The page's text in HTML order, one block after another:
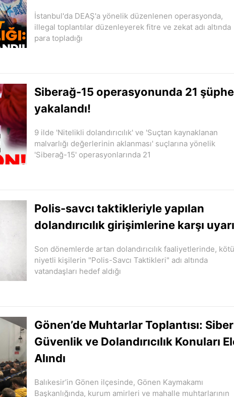
İstanbul'da DEAŞ'a yönelik düzenlenen operasyonda,
illegal toplantılar düzenleyerek fitre ve zekat adı altında
para topladığı
Siberağ-15 operasyonunda 21
yakalandı!
9 ilde 'Nitelikli dolandırıcılık' ve 'Suçtan kaynaklanan
malvarlığı değerlerinin aklanması' suçlarına yönelik
'Siberağ-15' operasyonlarında 21
Polis-savcı taktikleriyle yapılan
dolandırıcılık girişimlerine karşı uyarı
Son dönemlerde artan dolandırıcılık faaliyetlerinde, kötü
niyetli kişilerin "Polis-Savcı Taktikleri" adı altında
vatandaşları hedef aldığı
Gönen’de Muhtarlar Toplantısı: Siber
Güvenlik ve Dolandırıcılık Konuları
Alındı
Balıkesir’in Gönen ilçesinde, Gönen Kaymakamı
Başkanlığında, kurum amirleri ve mahalle muhtarlarının